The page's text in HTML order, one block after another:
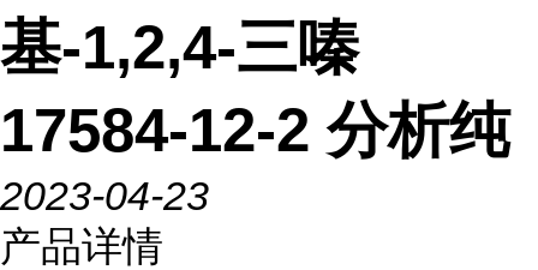
基-1,2,4-三嗪
17584-12-2 分析纯
2023-04-23
产品详情